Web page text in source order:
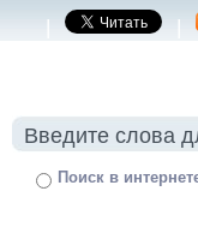
| |
Поиск в